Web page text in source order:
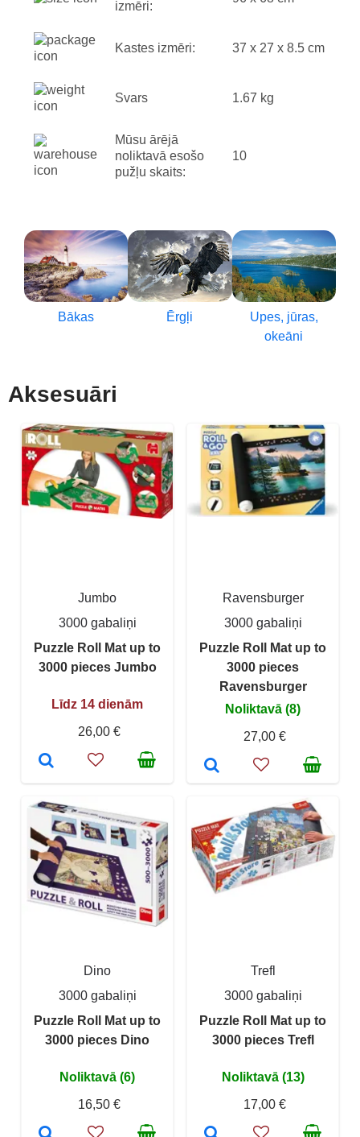
izmēri:
Kastes izmēri: 37 x 27 x 8.5 cm
Svars 1.67 kg
Mūsu ārējā
noliktavā esošo
pužļu skaits:
10
Bākas Ērgļi
Upes, jūras,
okeāni
Aksesuāri
Jumbo
3000 gabaliņi
Puzzle Roll Mat up to
3000 pieces Jumbo
Līdz 14 dienām
26,00 €
Ravensburger
3000 gabaliņi
Puzzle Roll Mat up to
3000 pieces
Ravensburger
Noliktavā (8)
27,00 €
Dino
3000 gabaliņi
Puzzle Roll Mat up to
3000 pieces Dino
Noliktavā (6)
16,50 €
Trefl
3000 gabaliņi
Puzzle Roll Mat up to
3000 pieces Trefl
Noliktavā (13)
17,00 €